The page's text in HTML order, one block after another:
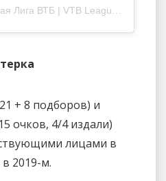
+ 8 подборов) и
очков, 4/4 издали)
лицами в
2019-м.